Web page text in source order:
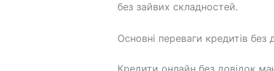
без зайвих складностей.
Основні переваги кредитів без
Кредити онлайн без довідок